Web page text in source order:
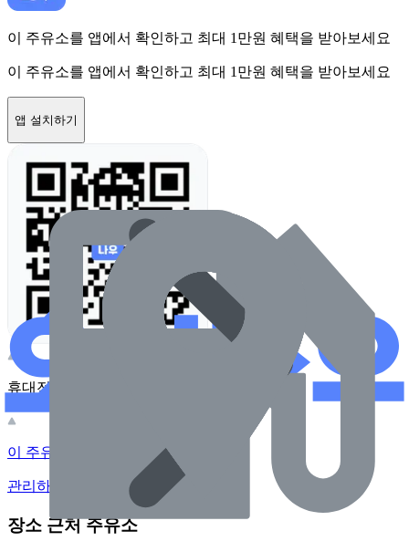
이 주유소를 앱에서 확인하고 최대 1만원 혜택을 받아보세요
이 주유소를 앱에서 확인하고 최대 1만원 혜택을 받아보세요
앱 설치하기
휴대전화 카메라로 찍어보세요
이 주유소의 사장님이신가요?
관리하기
장소 근처 주유소